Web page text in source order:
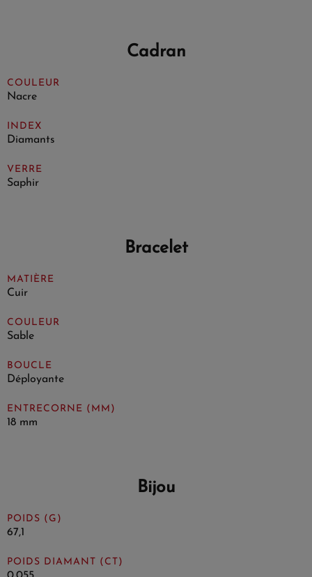
Cadran
COULEUR
Nacre
INDEX
Diamants
VERRE
Saphir
Bracelet
MATIÈRE
Cuir
COULEUR
Sable
BOUCLE
Déployante
ENTRECORNE (MM)
18 mm
Bijou
POIDS (G)
67,1
POIDS DIAMANT (CT)